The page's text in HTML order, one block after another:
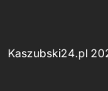
Kaszubski24.pl